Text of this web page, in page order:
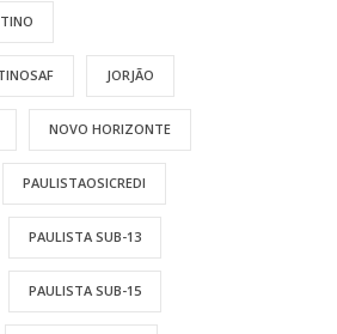
JORJÃO
NOVO HORIZONTE
PAULISTAOSICREDI
PAULISTA SUB-13
PAULISTA SUB-15